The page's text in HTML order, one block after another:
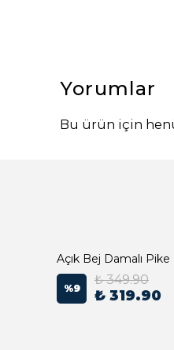
Yorumlar
Bu ürün için
Açık Bej Damalı
%9
₺ 349.90
₺ 319.90